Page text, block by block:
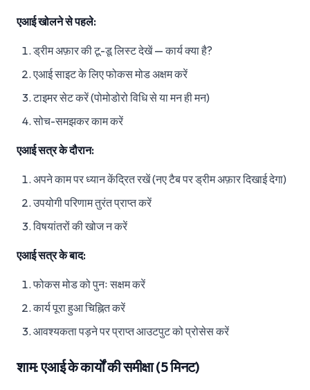
एआई खोलने से पहले:
ड्रीम अफ़ार की टू-डू लिस्ट देखें — कार्य क्या है?
एआई साइट के लिए फोकस मोड अक्षम करें
टाइमर सेट करें (पोमोडोरो विधि से या मन ही मन)
सोच-समझकर काम करें
एआई सत्र के दौरान:
अपने काम पर ध्यान केंद्रित रखें (नए टैब पर ड्रीम अफ़ार दिखाई देगा)
उपयोगी परिणाम तुरंत प्राप्त करें
विषयांतरों की खोज न करें
एआई सत्र के बाद:
फोकस मोड को पुनः सक्षम करें
कार्य पूरा हुआ चिह्नित करें
आवश्यकता पड़ने पर प्राप्त आउटपुट को प्रोसेस करें
शाम: एआई के कार्यों की समीक्षा (5 मिनट)